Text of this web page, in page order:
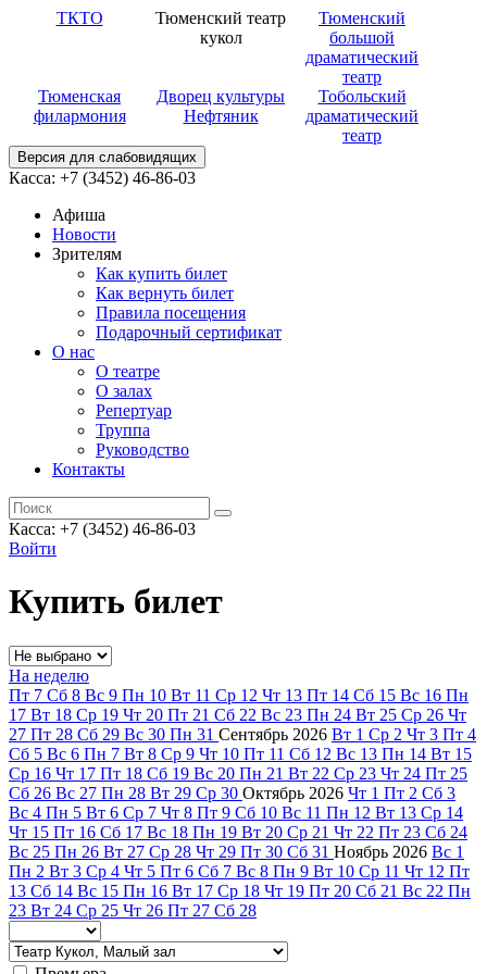
ТКТО
Тюменский театр
кукол
Тюменский
большой
драматический
театр
Тюменская
филармония
Дворец культуры
Нефтяник
Тобольский
драматический
театр
Версия для слабовидящих
Касса: +7 (3452) 46-86-03
Афиша
Новости
Зрителям
Как купить билет
Как вернуть билет
Правила посещения
Подарочный сертификат
О нас
О театре
О залах
Репертуар
Труппа
Руководство
Контакты
Касса: +7 (3452) 46-86-03
Войти
Купить билет
На неделю
Пт 7 Сб 8 Вс 9 Пн 10 Вт 11 Ср 12 Чт 13 Пт 14 Сб 15 Вс 16 Пн
17 Вт 18 Ср 19 Чт 20 Пт 21 Сб 22 Вс 23 Пн 24 Вт 25 Ср 26 Чт
27 Пт 28 Сб 29 Вс 30 Пн 31 Сентябрь 2026 Вт 1 Ср 2 Чт 3 Пт 4
Сб 5 Вс 6 Пн 7 Вт 8 Ср 9 Чт 10 Пт 11 Сб 12 Вс 13 Пн 14 Вт 15
Ср 16 Чт 17 Пт 18 Сб 19 Вс 20 Пн 21 Вт 22 Ср 23 Чт 24 Пт 25
Сб 26 Вс 27 Пн 28 Вт 29 Ср 30 Октябрь 2026 Чт 1 Пт 2 Сб 3
Вс 4 Пн 5 Вт 6 Ср 7 Чт 8 Пт 9 Сб 10 Вс 11 Пн 12 Вт 13 Ср 14
Чт 15 Пт 16 Сб 17 Вс 18 Пн 19 Вт 20 Ср 21 Чт 22 Пт 23 Сб 24
Вс 25 Пн 26 Вт 27 Ср 28 Чт 29 Пт 30 Сб 31 Ноябрь 2026 Вс 1
Пн 2 Вт 3 Ср 4 Чт 5 Пт 6 Сб 7 Вс 8 Пн 9 Вт 10 Ср 11 Чт 12 Пт
13 Сб 14 Вс 15 Пн 16 Вт 17 Ср 18 Чт 19 Пт 20 Сб 21 Вс 22 Пн
23 Вт 24 Ср 25 Чт 26 Пт 27 Сб 28